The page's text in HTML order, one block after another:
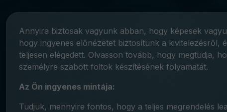
Annyira biztosak vagyunk abban, hogy képesek
hogy ingyenes előnézetet biztosítunk a kivitelezésről,
teljesen elégedett. Olvasson tovább, hogy megtudja,
személyre szabott foltok készítésének folyamatát.
Az Ön ingyenes mintája:
Tudjuk, mennyire fontos, hogy a teljes megrendelés